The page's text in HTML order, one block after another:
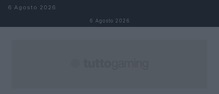
Salta al contenuto
6 Agosto 2026
6 Agosto 2026